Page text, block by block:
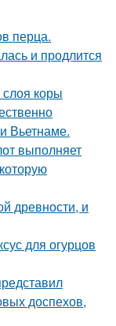
перца.
и продлится
коры
Вьетнаме.
выполняет
древности, и
для огурцов
доспехов,